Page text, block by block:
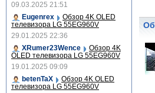
09.03.2025 21:51
Eugenrex
Обзор 4K OLED
телевизора LG 55EG960V
29.01.2025 22:36
XRumer23Wence
Обзор 4K
OLED телевизора LG 55EG960V
19.01.2025 09:09
betenTaX
Обзор 4K OLED
телевизора LG 55EG960V